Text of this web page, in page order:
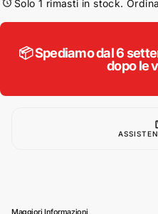
Latitude
taglie
forti
53159/0580
Latitude
forti
53159/0580
Solo 1 rimasti in stock.
📦 Spediamo dal 6
dopo le